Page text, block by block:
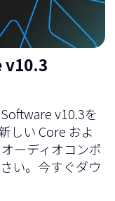
v10.3
v10.3を
しい Core およ
ーディオコンポ
い。今すぐダウ